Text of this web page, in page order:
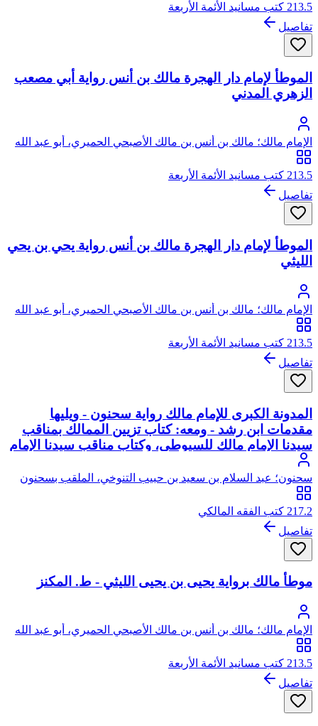
213.5 كتب مسانيد الأئمة الأربعة
تفاصيل
الموطأ لإمام دار الهجرة مالك بن أنس رواية أبي مصعب
الزهري المدني
الإمام مالك؛ مالك بن أنس بن مالك الأصبحي الحميري، أبو عبد الله
213.5 كتب مسانيد الأئمة الأربعة
تفاصيل
الموطأ لإمام دار الهجرة مالك بن أنس رواية يحي بن يحي
الليثي
الإمام مالك؛ مالك بن أنس بن مالك الأصبحي الحميري، أبو عبد الله
213.5 كتب مسانيد الأئمة الأربعة
تفاصيل
المدونة الكبرى للإمام مالك رواية سحنون - ويليها
مقدمات ابن رشد - ومعه: كتاب تزيين الممالك بمناقب
سيدنا الإمام مالك للسيوطي، وكتاب مناقب سيدنا الإمام
مالك للزواوي
سحنون؛ عبد السلام بن سعيد بن حبيب التنوخي، الملقب بسحنون
217.2 كتب الفقه المالكي
تفاصيل
موطأ مالك برواية يحيى بن يحيى الليثي - ط. المكنز
الإمام مالك؛ مالك بن أنس بن مالك الأصبحي الحميري، أبو عبد الله
213.5 كتب مسانيد الأئمة الأربعة
تفاصيل